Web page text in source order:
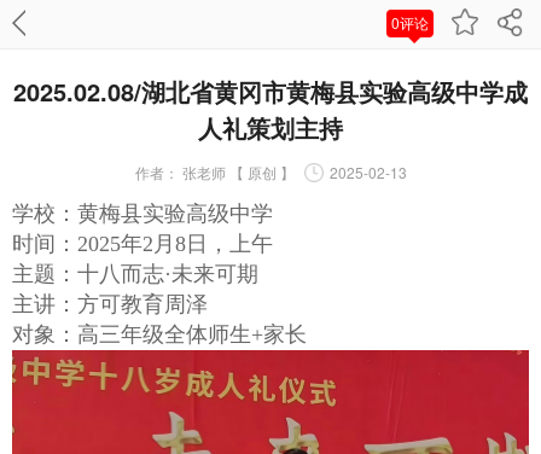
0评论
2025.02.08/湖北省黄冈市黄梅县实验高级中学成
人礼策划主持
作者： 张老师 【 原创 】 2025-02-13
学校：黄梅县实验高级中学
时间：2025年2月8日，上午
主题：十八而志·未来可期
主讲：方可教育周泽
对象：高三年级全体师生+家长